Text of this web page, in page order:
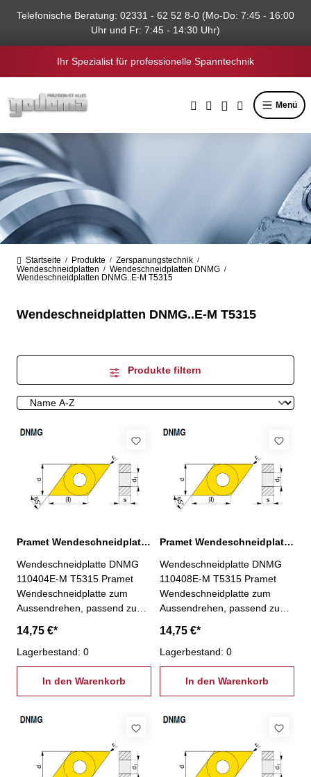
springen
Telefonische Beratung: 02331 - 62 52 8-0 (Mo-Do: 7:45 - 16:00
Uhr und Fr: 7:45 - 14:30 Uhr)
Ihr Spezialist für professionelle Spanntechnik
Menü
Startseite / Produkte / Zerspanungstechnik /
Wendeschneidplatten / Wendeschneidplatten DNMG /
Wendeschneidplatten DNMG..E-M T5315
Wendeschneidplatten DNMG..E-M T5315
Produkte filtern
Pramet Wendeschneidplatte DNMG 110404E-M T5315
Wendeschneidplatte DNMG
110404E-M T5315 Pramet
Wendeschneidplatte zum
Aussendrehen, passend zu
PDJNR/L und PDJNL/L
14,75 €*
Lagerbestand: 0
In den Warenkorb
Pramet Wendeschneidplatte DNMG 110408E-M T5315
Wendeschneidplatte DNMG
110408E-M T5315 Pramet
Wendeschneidplatte zum
Aussendrehen, passend zu
PDJNR/L und PDJNL/L
14,75 €*
Lagerbestand: 0
In den Warenkorb